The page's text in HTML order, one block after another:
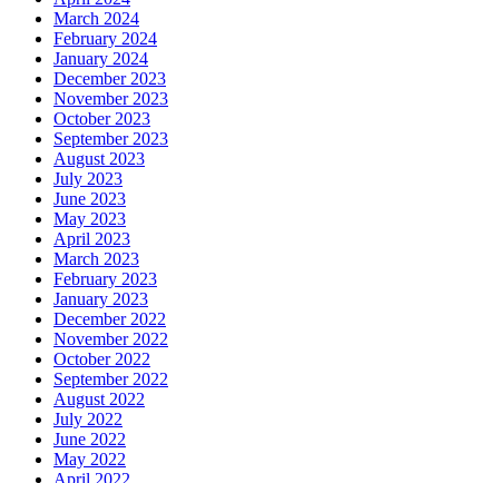
March 2024
February 2024
January 2024
December 2023
November 2023
October 2023
September 2023
August 2023
July 2023
June 2023
May 2023
April 2023
March 2023
February 2023
January 2023
December 2022
November 2022
October 2022
September 2022
August 2022
July 2022
June 2022
May 2022
April 2022